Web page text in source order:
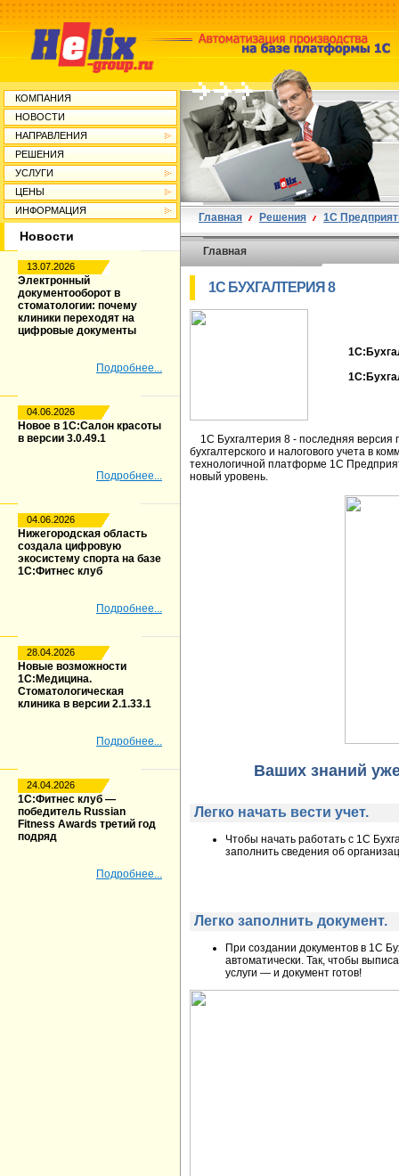
КОМПАНИЯ
НОВОСТИ
НАПРАВЛЕНИЯ
РЕШЕНИЯ
УСЛУГИ
ЦЕНЫ
ИНФОРМАЦИЯ
Новости
13.07.2026
Электронный
документооборот в
стоматологии: почему
клиники переходят на
цифровые документы
Подробнее...
04.06.2026
Новое в 1С:Салон красоты
в версии 3.0.49.1
Подробнее...
04.06.2026
Нижегородская область
создала цифровую
экосистему спорта на базе
1С:Фитнес клуб
Подробнее...
28.04.2026
Новые возможности
1С:Медицина.
Стоматологическая
клиника в версии 2.1.33.1
Подробнее...
24.04.2026
1С:Фитнес клуб —
победитель Russian
Fitness Awards третий год
подряд
Подробнее...
Главная Решения 1С
Главная
1С БУХГАЛТЕРИЯ 8
1С Бухгалтерия 8 - последняя
бухгалтерского и налогового учета в
технологичной платформе 1С
новый уровень.
Ваших знаний
Легко начать вести учет.
Чтобы начать работать с 1С
заполнить сведения об
Легко заполнить документ.
При создании документов в 1С
автоматически. Так, чтобы
услуги — и документ готов!